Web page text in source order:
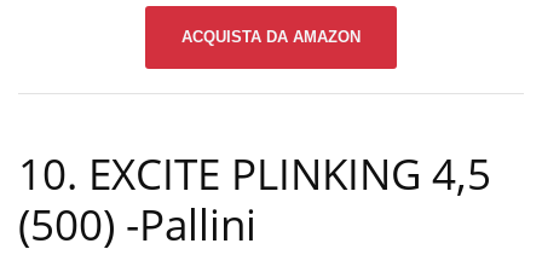
ACQUISTA DA AMAZON
10. EXCITE PLINKING 4,5
(500) -Pallini